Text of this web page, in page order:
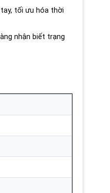
tối ưu hóa thời
nhận biết trạng